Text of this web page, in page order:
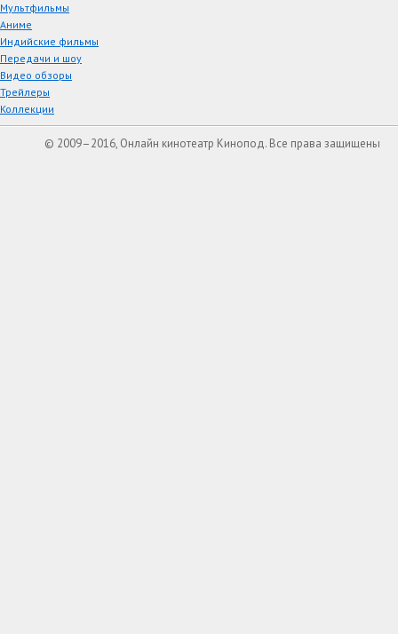
Мультфильмы
Аниме
Индийские фильмы
Передачи и шоу
Видео обзоры
Трейлеры
Коллекции
© 2009–2016, Онлайн кинотеатр Кинопод. Все права защищены